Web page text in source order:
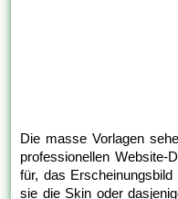
Die masse Vorlagen
professionellen Website-
für, das
sie die Skin oder